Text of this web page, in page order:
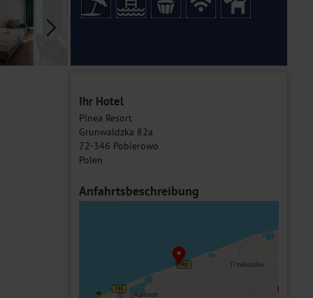
Ihr Hotel
Pinea Resort
Grunwaldzka 82a
72-346 Pobierowo
Polen
Anfahrtsbeschreibung